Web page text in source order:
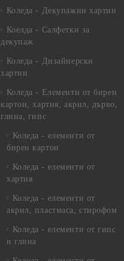
Коледа - Декупажни хартии
Коелда - Салфетки за
декупаж
Коледа - Дизайнерски
хартии
Коледа - Eлементи от бирен
картон, хартия, акрил, дърво,
глина, гипс
Коледа - елементи от
бирен картон
Коледа - елементи от
хартия
Коледа - елементи от
акрил, пластмаса, стирофом
Коледа - елементи от гипс
и глина